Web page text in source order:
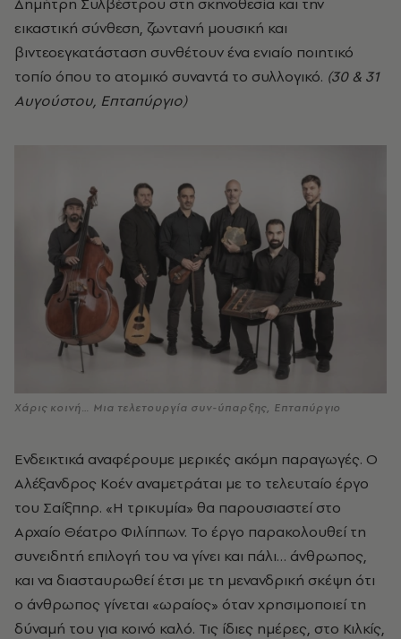
εικαστική σύνθεση, ζωντανή μουσική και
βιντεοεγκατάσταση συνθέτουν ένα ενιαίο ποιητικό
τοπίο όπου το ατομικό συναντά το συλλογικό. (30 & 31
Aυγούστου, Επταπύργιο)
Χάρις κοινή… Μια τελετουργία συν-ύπαρξης, Επταπύργιο
Eνδεικτικά αναφέρουμε μερικές ακόμη παραγωγές. Ο
Αλέξανδρος Κοέν αναμετράται με το τελευταίο έργο
του Σαίξπηρ. «Η τρικυμία» θα παρουσιαστεί στο
Αρχαίο Θέατρο Φιλίππων. Το έργο παρακολουθεί τη
συνειδητή επιλογή του να γίνει και πάλι… άνθρωπος,
και να διασταυρωθεί έτσι με τη μενανδρική σκέψη ότι
ο άνθρωπος γίνεται «ωραίος» όταν χρησιμοποιεί τη
δύναμή του για κοινό καλό. Τις ίδιες ημέρες, στο Κιλκίς,